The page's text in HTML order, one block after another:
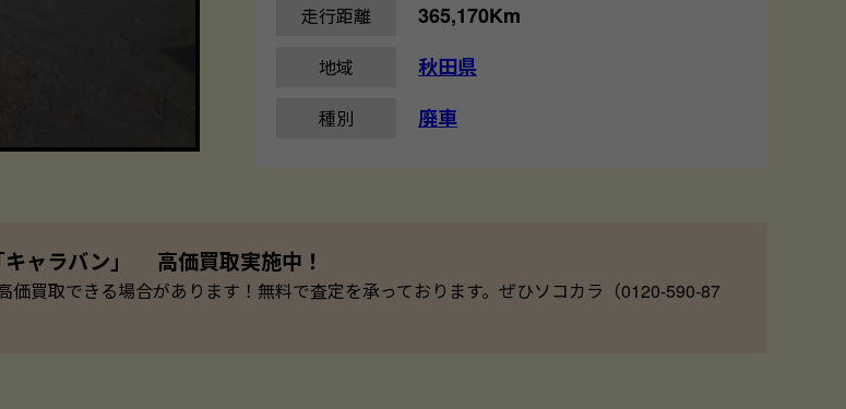
走行距離 365,170Km
地域 秋田県
種別 廃車
キャラバン」 高価買取実施中！
買取できる場合があります！無料で査定を承っております。ぜひソコカラ（0120-590-87